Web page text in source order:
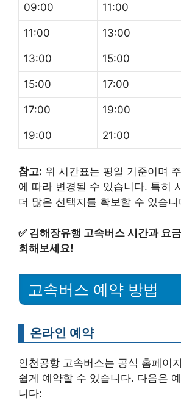
09:00 11:00
11:00 13:00
13:00 15:00
15:00 17:00
17:00 19:00
19:00 21:00
참고: 위 시간표는 평일 기준이며
에 따라 변경될 수 있습니다. 특히
더 많은 선택지를 확보할 수 있습니
✅ 김해장유행 고속버스 시간과 요
회해보세요!
고속버스 예약 방법
온라인 예약
인천공항 고속버스는 공식 홈페이
쉽게 예약할 수 있습니다. 다음은
니다: